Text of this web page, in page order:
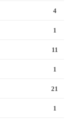
4
1
11
1
21
1